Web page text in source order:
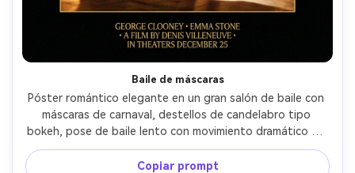
Baile de máscaras
Póster romántico elegante en un gran salón de baile con
máscaras de carnaval, destellos de candelabro tipo
bokeh, pose de baile lento con movimiento dramático de
capa, ella con vestido de satén y guantes, él con
esmoquin a medida, tonos joya intensos, foco de luz de
Copiar prompt